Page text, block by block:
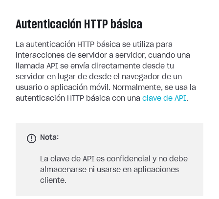
Autenticación HTTP básica
La autenticación HTTP básica se utiliza para
interacciones de servidor a servidor, cuando una
llamada API se envía directamente desde tu
servidor en lugar de desde el navegador de un
usuario o aplicación móvil. Normalmente, se usa la
autenticación HTTP básica con una clave de API.
Nota:
La clave de API es confidencial y no debe
almacenarse ni usarse en aplicaciones
cliente.